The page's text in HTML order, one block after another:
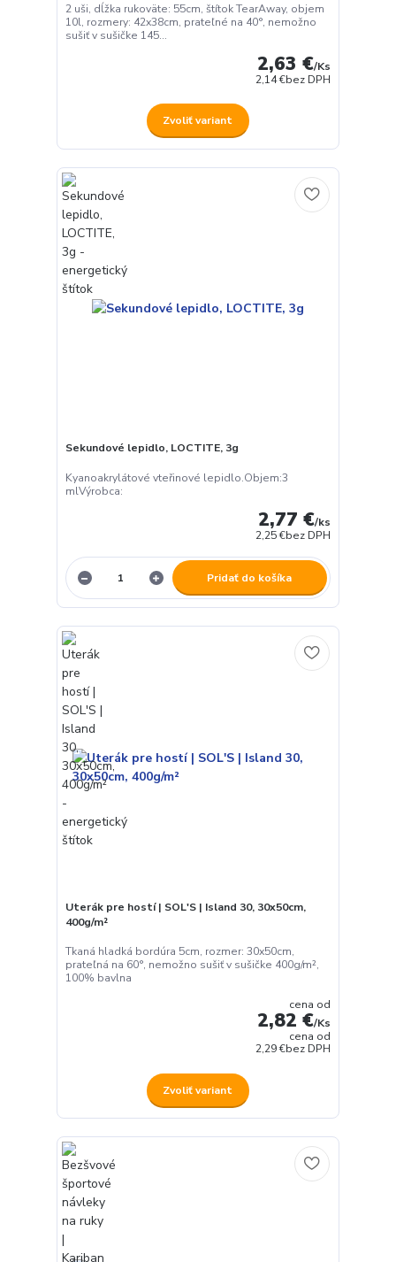
2 uši, dĺžka rukoväte: 55cm, štítok TearAway, objem
10l, rozmery: 42x38cm, prateľné na 40°, nemožno
sušiť v sušičke 145...
2,63 €/Ks
2,14 €bez DPH
Zvoliť variant
Sekundové lepidlo, LOCTITE, 3g
Kyanoakrylátové vteřinové lepidlo.Objem:3
mlVýrobca:
2,77 €/ks
2,25 €bez DPH
Pridať do košíka
Uterák pre hostí | SOL'S | Island 30, 30x50cm,
400g/m²
Tkaná hladká bordúra 5cm, rozmer: 30x50cm,
prateľná na 60°, nemožno sušiť v sušičke 400g/m²,
100% bavlna
cena od
2,82 €/Ks
cena od
2,29 €bez DPH
Zvoliť variant